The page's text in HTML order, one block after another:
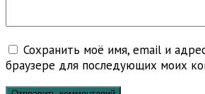
Сохранить моё имя, email и
браузере для последующих моих